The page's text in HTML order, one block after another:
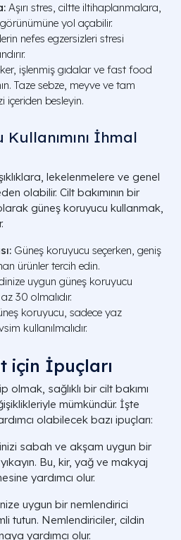
Aşırı stres, ciltte iltihaplanmalara,
yol açabilir.
nefes egzersizleri stresi
işlenmiş gıdalar ve fast food
Taze sebze, meyve ve tam
içeriden besleyin.
İhmal
lekelenmelere ve genel
olabilir. Cilt bakımının bir
güneş koruyucu kullanmak,
Güneş koruyucu seçerken, geniş
ürünler tercih edin.
uygun güneş koruyucu
30 olmalıdır.
koruyucu, sadece yaz
kullanılmalıdır.
için İpuçları
olmak, sağlıklı bir cilt bakımı
mümkündür. İşte
olabilecek bazı ipuçları:
sabah ve akşam uygun bir
Bu, kir, yağ ve makyaj
yardımcı olur.
uygun bir nemlendirici
tutun. Nemlendiriciler, cildin
yardımcı olur.